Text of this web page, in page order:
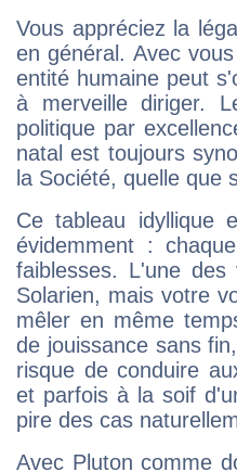
Vous appréciez la
en général. Avec
entité humaine peut
à merveille diriger.
politique par
natal est toujours
la Société, quelle que
Ce tableau idyllique
évidemment :
faiblesses. L'une
Solarien, mais votre
mêler en même
de jouissance sans
risque de conduire
et parfois à la soif
pire des cas
Avec Pluton comme